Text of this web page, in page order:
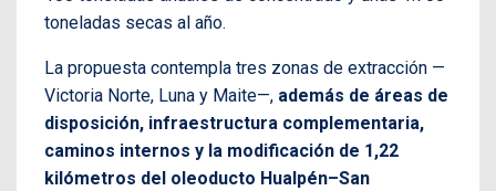
toneladas secas al año.
La propuesta contempla tres zonas de extracción —
Victoria Norte, Luna y Maite—, además de áreas de
disposición, infraestructura complementaria,
caminos internos y la modificación de 1,22
kilómetros del oleoducto Hualpén–San